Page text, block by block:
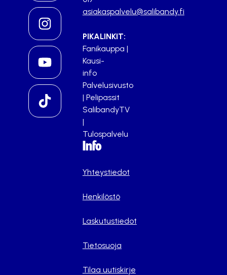
asiakaspalvelu@salibandy.fi
PIKALINKIT:
Fanikauppa |
Kausi-
info
Palvelusivusto
| Pelipassit
SalibandyTV
|
Tulospalvelu
Info
Yhteystiedot
Henkilöstö
Laskutustiedot
Tietosuoja
Tilaa uutiskirje